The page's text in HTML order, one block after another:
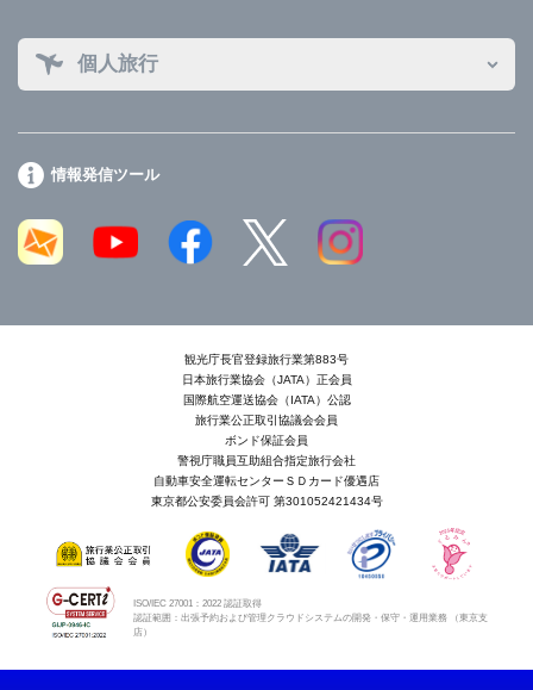
個人旅行
情報発信ツール
観光庁長官登録旅行業第883号
日本旅行業協会（JATA）正会員
国際航空運送協会（IATA）公認
旅行業公正取引協議会会員
ボンド保証会員
警視庁職員互助組合指定旅行会社
自動車安全運転センターＳＤカード優遇店
東京都公安委員会許可 第301052421434号
ISO/IEC 27001：2022 認証取得
認証範囲：出張予約および管理クラウドシステムの開発・保守・運用業務 （東京支
店）